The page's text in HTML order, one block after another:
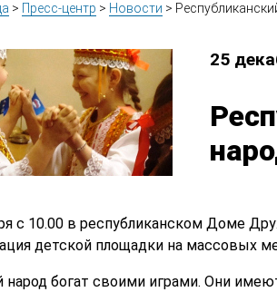
> Пресс-центр > Новости >
25
с 10.00 в республиканском Доме
детской площадки на массовых
богат своими играми. Они